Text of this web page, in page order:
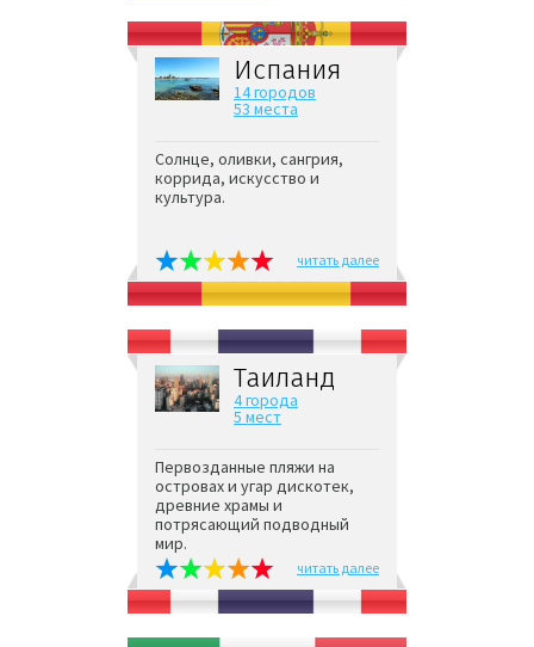
Испания
14 городов
53 места
Солнце, оливки, сангрия,
коррида, искусство и
культура.
читать далее
Таиланд
4 города
5 мест
Первозданные пляжи на
островах и угар дискотек,
древние храмы и
потрясающий подводный
мир.
читать далее